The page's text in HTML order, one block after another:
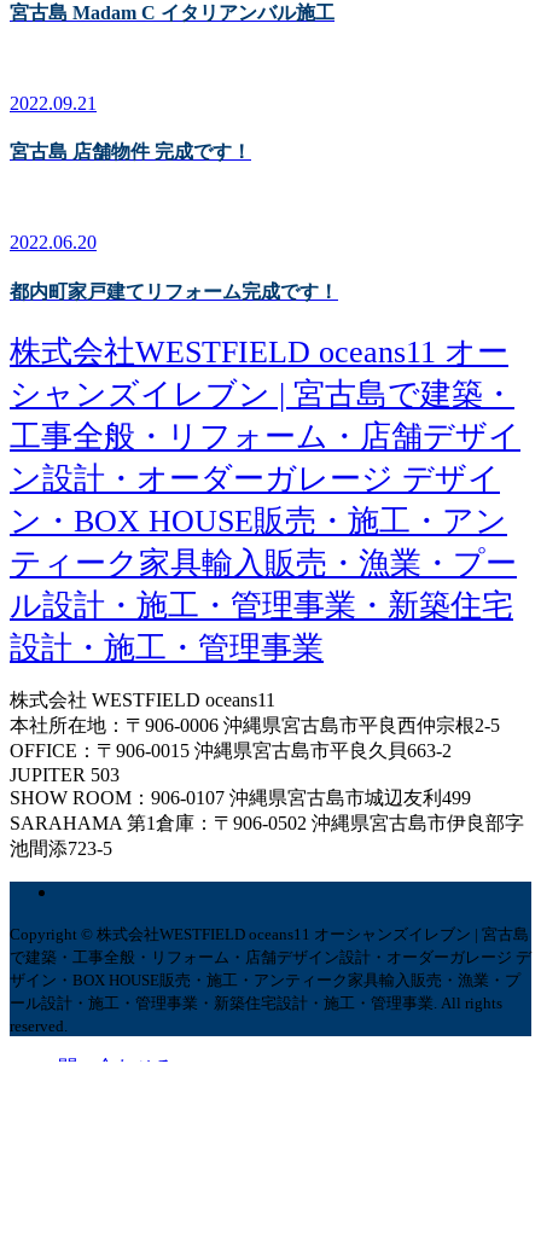
宮古島 Madam C イタリアンバル施工
2022.09.21
宮古島 店舗物件 完成です！
2022.06.20
都内町家戸建てリフォーム完成です！
株式会社WESTFIELD oceans11 オー
シャンズイレブン | 宮古島で建築・
工事全般・リフォーム・店舗デザイ
ン設計・オーダーガレージ デザイ
ン・BOX HOUSE販売・施工・アン
ティーク家具輸入販売・漁業・プー
ル設計・施工・管理事業・新築住宅
設計・施工・管理事業
株式会社 WESTFIELD oceans11
本社所在地：〒906-0006 沖縄県宮古島市平良西仲宗根2-5
OFFICE：〒906-0015 沖縄県宮古島市平良久貝663-2
JUPITER 503
SHOW ROOM：906-0107 沖縄県宮古島市城辺友利499
SARAHAMA 第1倉庫：〒906-0502 沖縄県宮古島市伊良部字
池間添723-5
Copyright © 株式会社WESTFIELD oceans11 オーシャンズイレブン | 宮古島
で建築・工事全般・リフォーム・店舗デザイン設計・オーダーガレージ デ
ザイン・BOX HOUSE販売・施工・アンティーク家具輸入販売・漁業・プ
ール設計・施工・管理事業・新築住宅設計・施工・管理事業. All rights
reserved.
問い合わせる